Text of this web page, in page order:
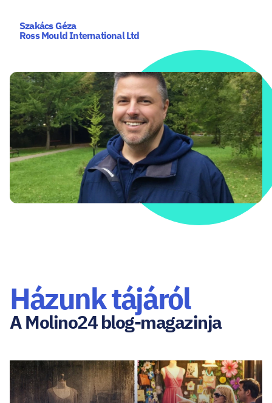
Szakács Géza
Ross Mould International Ltd
Házunk tájáról
A Molino24 blog-magazinja